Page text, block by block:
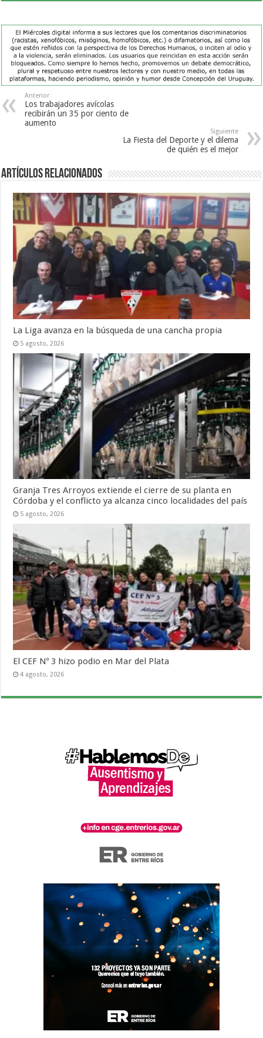
Anterior
Los trabajadores avícolas
recibirán un 35 por ciento de
aumento
Siguiente
La Fiesta del Deporte y el dilema
de quién es el mejor
Artículos Relacionados
La Liga avanza en la búsqueda de una cancha propia
5 agosto, 2026
Granja Tres Arroyos extiende el cierre de su planta en
Córdoba y el conflicto ya alcanza cinco localidades del país
5 agosto, 2026
El CEF Nº 3 hizo podio en Mar del Plata
4 agosto, 2026